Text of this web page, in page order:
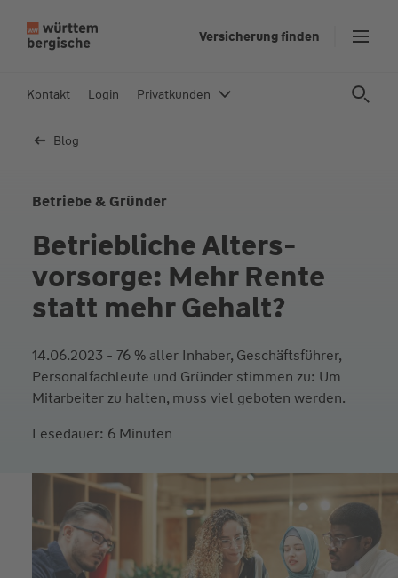
In
Versicherung finden
Kontakt Login Privatkunden
Blog
Betriebe & Gründer
Betriebliche Alters­
vorsorge: Mehr Rente
statt mehr Gehalt?
14.06.2023 - 76 % aller Inhaber, Geschäftsführer,
Personalfachleute und Gründer stimmen zu: Um
Mitarbeiter zu halten, muss viel geboten werden.
Lesedauer: 6 Minuten